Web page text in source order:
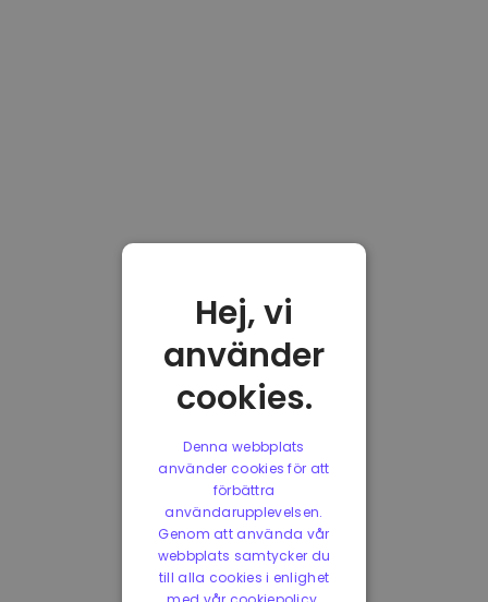
Hej, vi
använder
cookies.
Denna webbplats
använder cookies för att
förbättra
användarupplevelsen.
Genom att använda vår
webbplats samtycker du
till alla cookies i enlighet